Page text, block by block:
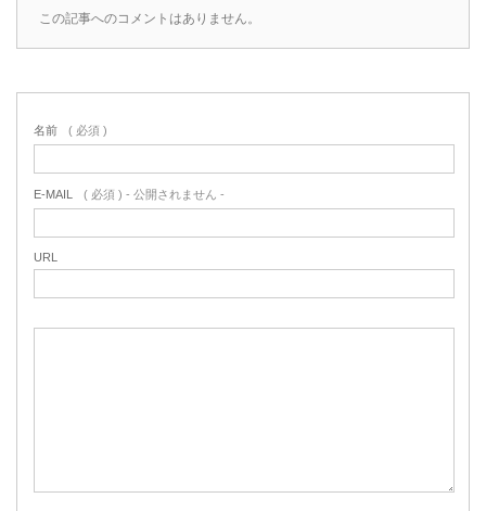
この記事へのコメントはありません。
名前 ( 必須 )
E-MAIL ( 必須 ) - 公開されません -
URL